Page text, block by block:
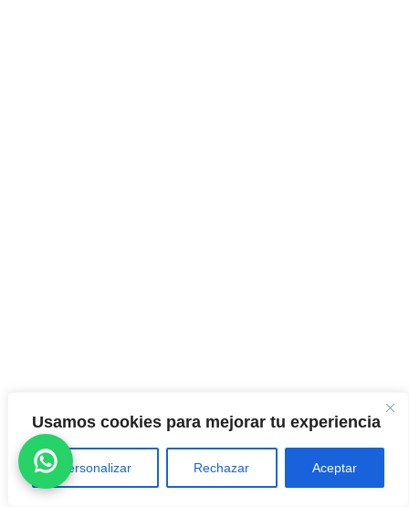
Usamos cookies para mejorar tu experiencia
Personalizar Rechazar Aceptar